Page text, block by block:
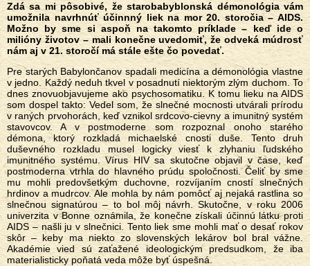
Zdá sa mi pôsobivé, že starobabyblonská démonológia vám
umožnila navrhnúť účinnný liek na mor 20. storočia – AIDS.
Možno by sme si aspoň na takomto príklade – keď ide o
milióny životov – mali konečne uvedomiť, že odveká múdrosť
nám aj v 21. storočí má stále ešte čo povedať.
Pre starých Babylončanov spadali medicína a démonológia vlastne
v jedno. Každý neduh tkvel v posadnutí niektorým zlým duchom. To
dnes znovuobjavujeme ako psychosomatiku. K tomu lieku na AIDS
som dospel takto: Vedel som, že slnečné mocnosti utvárali prírodu
v raných prvohorách, keď vznikol srdcovo-cievny a imunitný systém
stavovcov. A v postmoderne som rozpoznal onoho starého
démona, ktorý rozkladá michaelské cnosti duše. Tento druh
duševného rozkladu musel logicky viesť k zlyhaniu ľudského
imunitného systému. Vírus HIV sa skutočne objavil v čase, keď
postmoderna vtrhla do hlavného prúdu spoločnosti. Čeliť by sme
mu mohli predovšetkým duchovne, rozvíjaním cností slnečných
hrdinov a mudrcov. Ale mohla by nám pomôcť aj nejaká rastlina so
slnečnou signatúrou – to bol môj návrh. Skutočne, v roku 2006
univerzita v Bonne oznámila, že konečne získali účinnú látku proti
AIDS – našli ju v slnečnici. Tento liek sme mohli mať o desať rokov
skôr – keby ma niekto zo slovenských lekárov bol bral vážne.
Akadémie vied sú zaťažené ideologickým predsudkom, že iba
materialisticky poňatá veda môže byť úspešná.